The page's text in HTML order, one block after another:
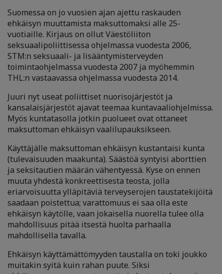
Suomessa on jo vuosien ajan ajettu raskauden
ehkäisyn muuttamista maksuttomaksi alle 25-
vuotiaille. Kirjaus on ollut Väestöliiton
seksuaalipoliittisessa ohjelmassa vuodesta 2006,
STM:n seksuaali- ja lisääntymisterveyden
toimintaohjelmassa vuodesta 2007 ja myöhemmin
THL:n vastaavassa ohjelmassa vuodesta 2014.
Juuri nyt useat poliittiset nuorisojärjestöt ja
kansalaisjärjestöt ajavat teemaa kuntavaaliohjelmissa.
Myös kuntatasolla jotkin puolueet ovat ottaneet
maksuttoman ehkäisyn vaalilupauksikseen.
Käyttäjälle maksuttoman ehkäisyn kustantaisi kunta
(tulevaisuuden maakunta). Säästöä syntyisi aborttien
ja seksitautien määrän vähentyessä. Kyse on ennen
muuta yhdestä konkreettisesta teosta, jolla
eriarvoisuutta ylläpitäviä terveyserojen taustatekijöitä
saadaan poistettua; varattomuus ei saa olla este
ehkäisyn käytölle, vaan jokaisella nuorella tulee olla
mahdollisuus pitää itsestä huolta parhaalla
mahdollisella tavalla.
Ehkäisyn käyttämättömyyden taustalla on toki joukko
muitakin syitä kuin rahan puute. Siksi